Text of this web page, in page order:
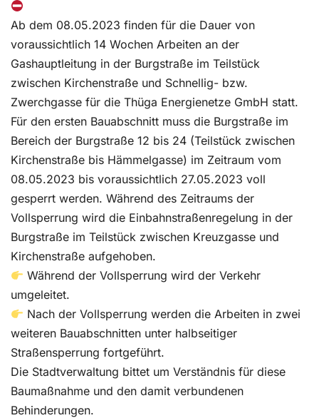
Ab dem 08.05.2023 finden für die Dauer von
voraussichtlich 14 Wochen Arbeiten an der
Gashauptleitung in der Burgstraße im Teilstück
zwischen Kirchenstraße und Schnellig- bzw.
Zwerchgasse für die Thüga Energienetze GmbH statt.
Für den ersten Bauabschnitt muss die Burgstraße im
Bereich der Burgstraße 12 bis 24 (Teilstück zwischen
Kirchenstraße bis Hämmelgasse) im Zeitraum vom
08.05.2023 bis voraussichtlich 27.05.2023 voll
gesperrt werden. Während des Zeitraums der
Vollsperrung wird die Einbahnstraßenregelung in der
Burgstraße im Teilstück zwischen Kreuzgasse und
Kirchenstraße aufgehoben.
Während der Vollsperrung wird der Verkehr
umgeleitet.
Nach der Vollsperrung werden die Arbeiten in zwei
weiteren Bauabschnitten unter halbseitiger
Straßensperrung fortgeführt.
Die Stadtverwaltung bittet um Verständnis für diese
Baumaßnahme und den damit verbundenen
Behinderungen.